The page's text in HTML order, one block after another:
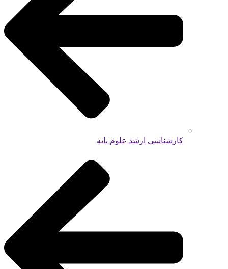
کارشناسی ارشد علوم پایه